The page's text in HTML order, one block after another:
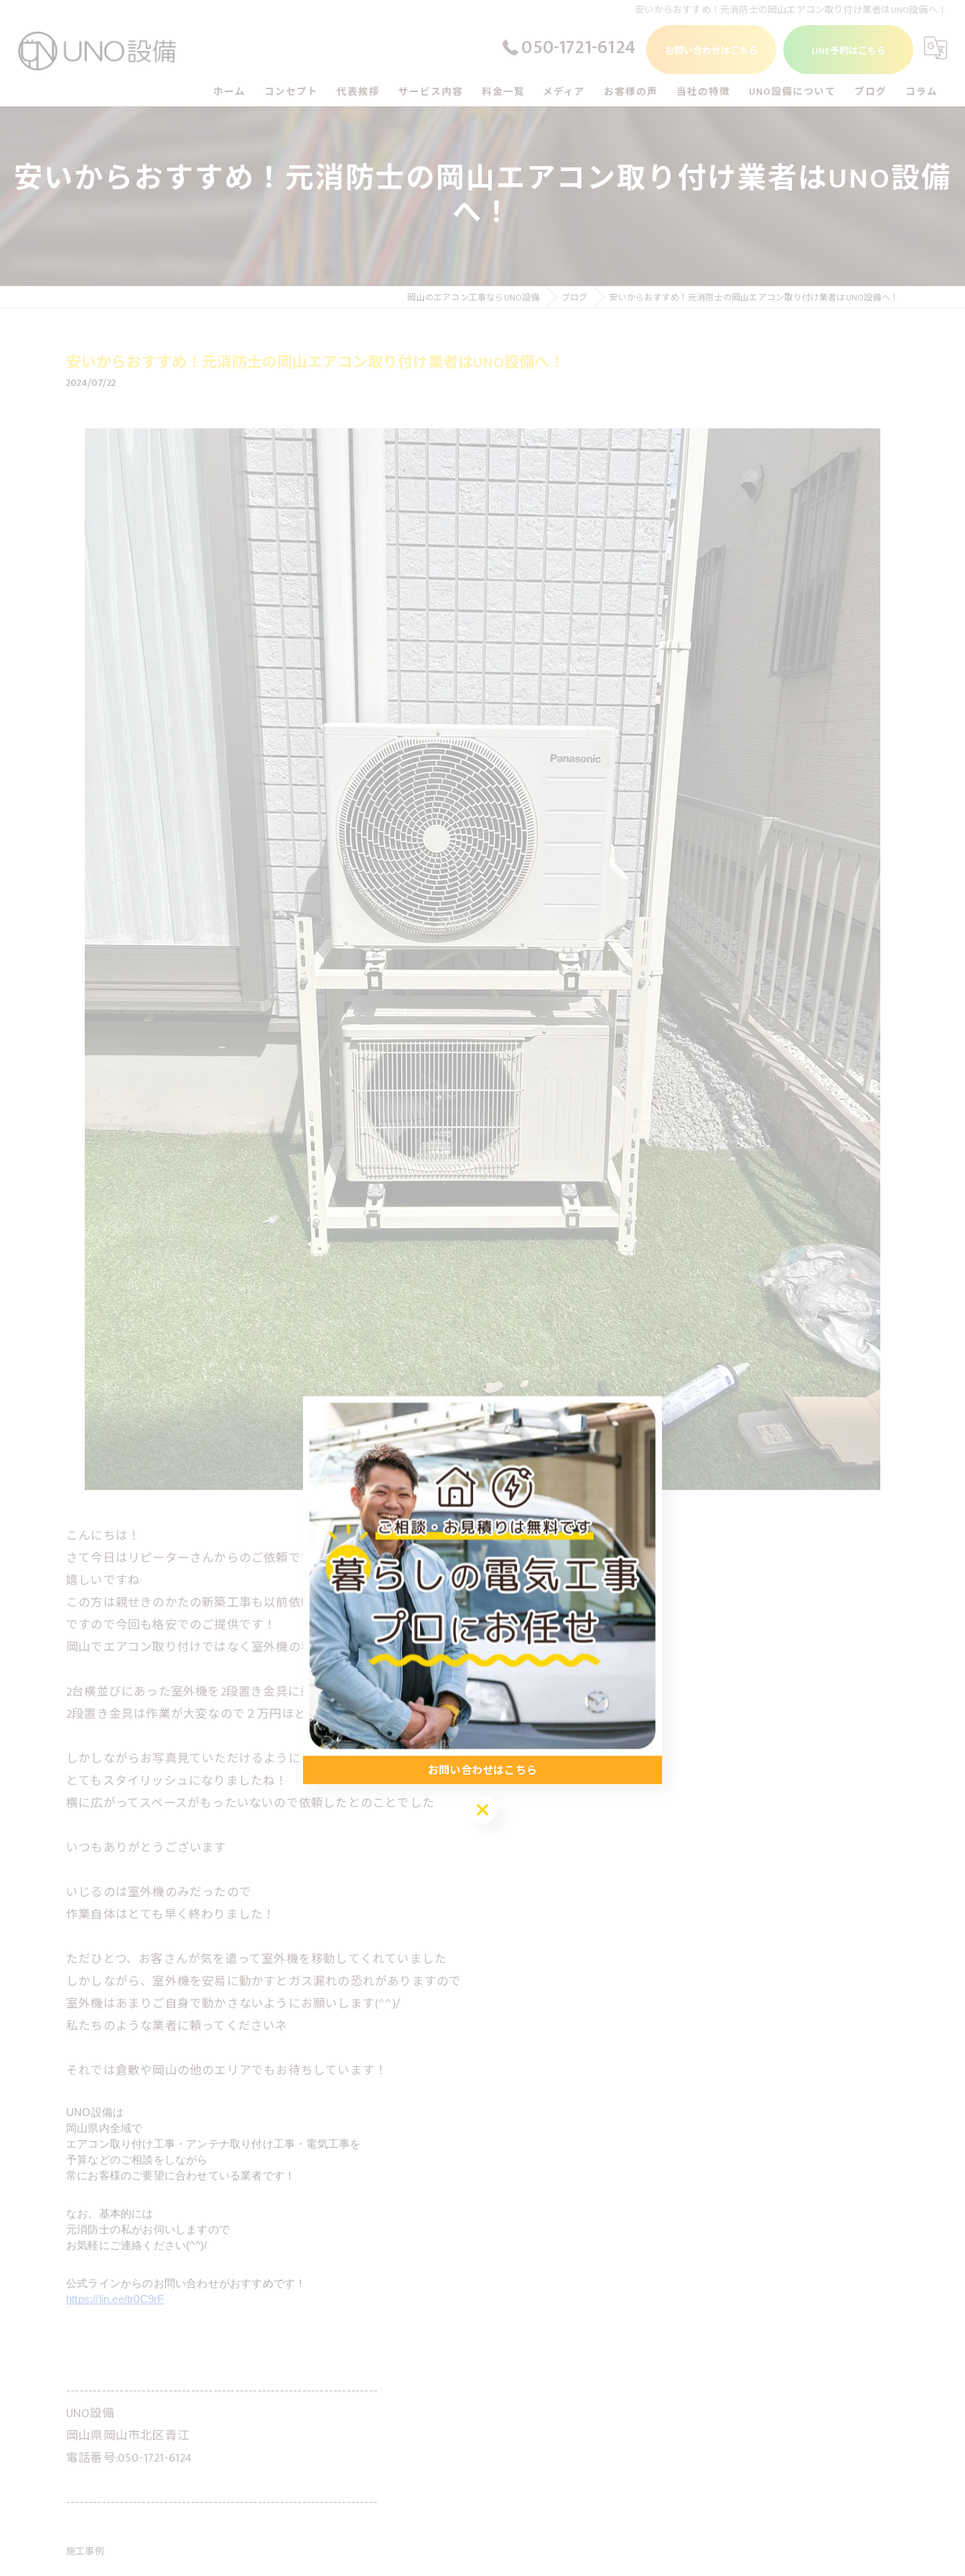
安いからおすすめ！元消防士の岡山エアコン取り付け業者はUNO設備へ！
050-1721-6124 お問い合わせはこちら LINE予約はこちら
ホーム コンセプト
UNO設備の評判
代表挨拶 サービス内容 料金一覧 メディア お客様の声 当社の特徴
尾道市のエアコン工事
UNO設備について ブログ コラム
安いからおすすめ！元消防士の岡山エアコン取り付け業者はUNO設備
へ！
岡山のエアコン工事ならUNO設備 ブログ 安いからおすすめ！元消防士の岡山エアコン取り付け業者はUNO設備へ！
安いからおすすめ！元消防士の岡山エアコン取り付け業者はUNO設備へ！
2024/07/22
こんにちは！
さて今日はリピーターさんからのご依頼です！
嬉しいですね
この方は親せきのかたの新築工事も以前依頼していただきました
ですので今回も格安でのご提供です！
岡山でエアコン取り付けではなく室外機の移動ですかね
2台横並びにあった室外機を2段置き金具に乗せるという作業です！
2段置き金具は作業が大変なので２万円ほどいただいています
しかしながらお写真見ていただけるように
とてもスタイリッシュになりましたね！
横に広がってスペースがもったいないので依頼したとのことでした
いつもありがとうございます
いじるのは室外機のみだったので
作業自体はとても早く終わりました！
ただひとつ、お客さんが気を遣って室外機を移動してくれていました
しかしながら、室外機を安易に動かすとガス漏れの恐れがありますので
室外機はあまりご自身で動かさないようにお願いします(^^)/
私たちのような業者に頼ってくださいネ
それでは倉敷や岡山の他のエリアでもお待ちしています！
UNO設備は
岡山県内全域で
エアコン取り付け工事・アンテナ取り付け工事・電気工事を
予算などのご相談をしながら
常にお客様のご要望に合わせている業者です！
なお、基本的には
元消防士の私がお伺いしますので
お気軽にご連絡ください(^^)/
公式ラインからのお問い合わせがおすすめです！
https://lin.ee/tr0C9rF
----------------------------------------------------------------------
UNO設備
岡山県岡山市北区青江
電話番号:050-1721-6124
----------------------------------------------------------------------
施工事例
お問い合わせはこちら
お問い合わせはこちら